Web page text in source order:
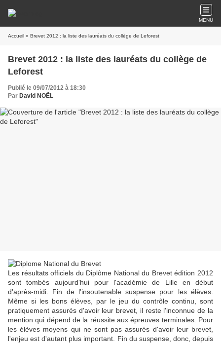
MENU
Accueil » Brevet 2012 : la liste des lauréats du collège de Leforest
Brevet 2012 : la liste des lauréats du collège de
Leforest
Publié le 09/07/2012 à 18:30
Par David NOËL
Les résultats officiels du Diplôme National du Brevet édition 2012
sont tombés aujourd'hui pour l'académie de Lille en début
d'après-midi. Fin de l'insoutenable suspense pour les élèves.
Même si les bons élèves, par le jeu du contrôle continu, sont
pratiquement assurés d'avoir leur brevet, il reste l'inconnue de la
mention qui dépend de la réussite aux épreuves terminales. Pour
les élèves moyens qui ne sont pas assurés d'avoir leur brevet,
l'enjeu est d'autant plus important. Fin du suspense, donc, depuis